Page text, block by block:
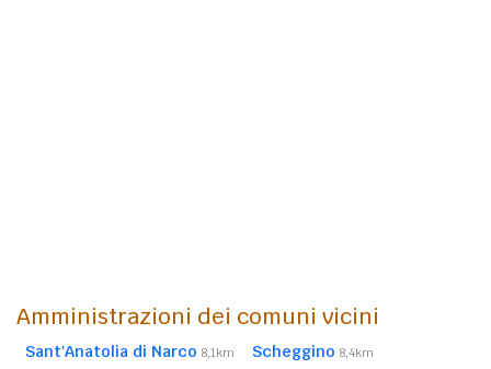
Amministrazioni dei comuni vicini
Sant'Anatolia di Narco 8,1km Scheggino 8,4km